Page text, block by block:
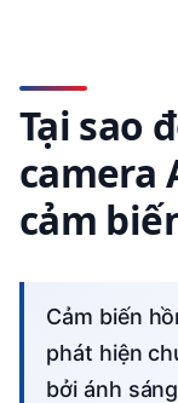
Tại sao
camera
cảm
Cảm biến hồng ngoại hoạt động dựa trên
phát hiện
bởi ánh